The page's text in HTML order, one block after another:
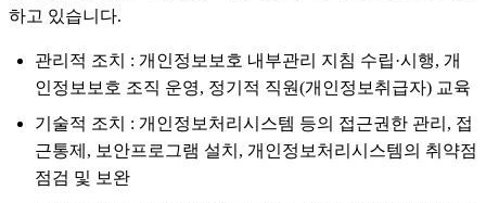
하고 있습니다.
관리적 조치 : 개인정보보호 내부관리 지침 수립·시행, 개
인정보보호 조직 운영, 정기적 직원(개인정보취급자) 교육
기술적 조치 : 개인정보처리시스템 등의 접근권한 관리, 접
근통제, 보안프로그램 설치, 개인정보처리시스템의 취약점
점검 및 보완